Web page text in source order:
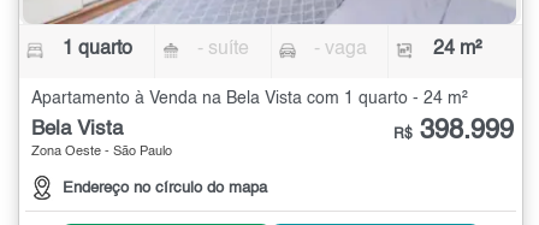
1 quarto - suíte - vaga 24 m²
Apartamento à Venda na Bela Vista com 1 quarto - 24 m²
Bela Vista
Zona Oeste - São Paulo
Endereço no círculo do mapa
R$ 398.999